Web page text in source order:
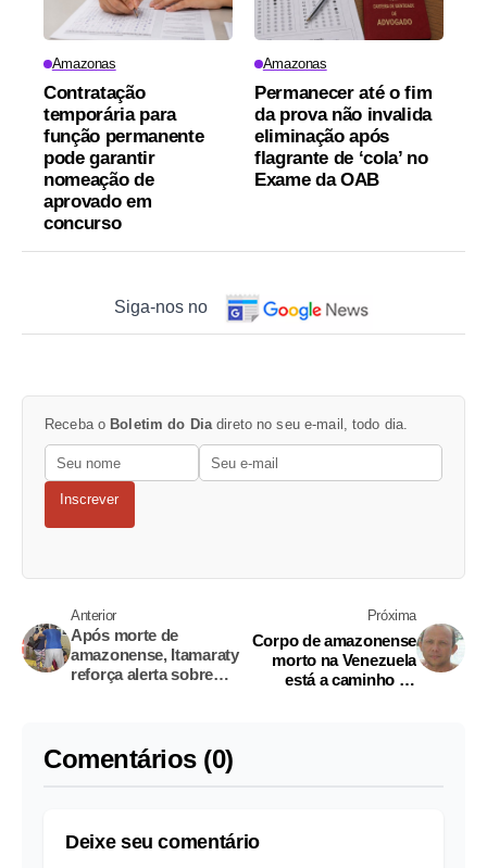
Amazonas
Contratação
temporária para
função permanente
pode garantir
nomeação de
aprovado em
concurso
Amazonas
Permanecer até o fim
da prova não invalida
eliminação após
flagrante de ‘cola’ no
Exame da OAB
Siga-nos no
Receba o Boletim do Dia direto no seu e-mail, todo dia.
Inscrever
Anterior
Após morte de
amazonense, Itamaraty
reforça alerta sobre
Próxima
Corpo de amazonense
morto na Venezuela
está a caminho de
Comentários (0)
Deixe seu comentário